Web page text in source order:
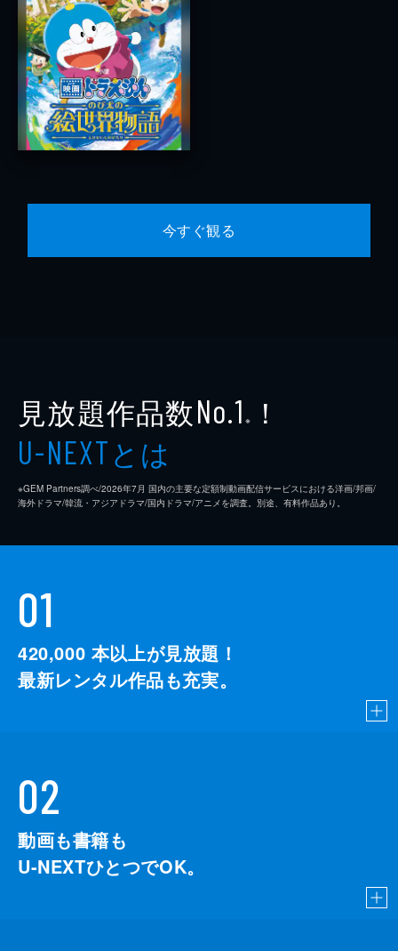
今すぐ観る
見放題作品数No.1 ※ ！
U-NEXTとは
※GEM Partners調べ/2026年7⽉ 国内の主要な定額制動画配信サービスにおける洋画/邦画/
海外ドラマ/韓流・アジアドラマ/国内ドラマ/アニメを調査。別途、有料作品あり。
01
420,000 本以上が見放題！
最新レンタル作品も充実。
02
動画も書籍も
U-NEXTひとつでOK。